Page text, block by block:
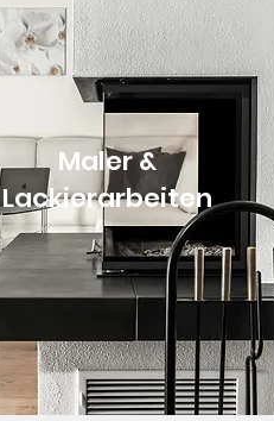
Maler &
Lackierarbeiten